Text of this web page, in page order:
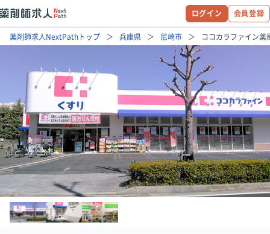
ログイン 会員登録
薬剤師求人NextPathトップ 兵庫県 尼崎市 ココカラファイン薬